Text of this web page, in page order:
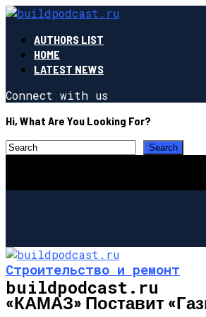
AUTHORS LIST
HOME
LATEST NEWS
Connect with us
Hi, What Are You Looking For?
buildpodcast.ru
Строительство и ремонт
«КАМАЗ» Поставит